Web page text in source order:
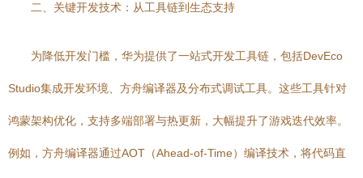
二、关键开发技术：从工具链到生态支持
为降低开发门槛，华为提供了一站式开发工具链，包括DevEco
Studio集成开发环境、方舟编译器及分布式调试工具。这些工具针对
鸿蒙架构优化，支持多端部署与热更新，大幅提升了游戏迭代效率。
例如，方舟编译器通过AOT（Ahead-of-Time）编译技术，将代码直